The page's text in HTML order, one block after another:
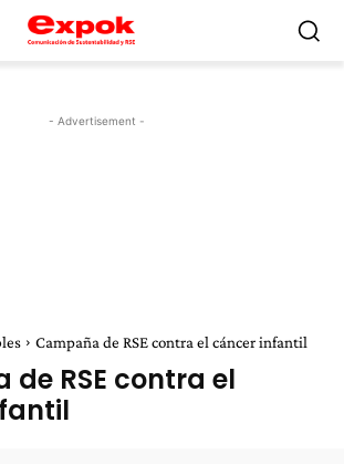
- Advertisement -
Campaña de RSE contra el cáncer infantil
RSE contra el